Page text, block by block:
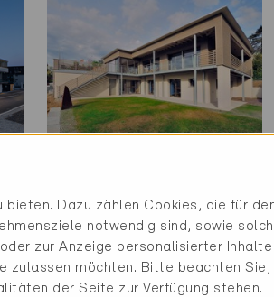
Definitiv
Frauenfeld 8500
Neubau, EFH
Dazu zählen Cookies, die für
notwendig sind, sowie
zur Anzeige personalisierter Inhalte
zulassen möchten. Bitte beachten Sie,
der Seite zur Verfügung stehen.